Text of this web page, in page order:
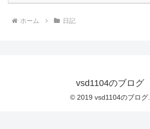
ホーム 日記
vsd1104のブログ
© 2019 vsd1104のブログ.